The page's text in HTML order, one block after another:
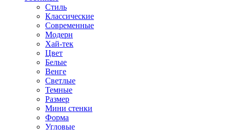
Стиль
Классические
Современные
Модерн
Хай-тек
Цвет
Белые
Венге
Светлые
Темные
Размер
Мини стенки
Форма
Угловые